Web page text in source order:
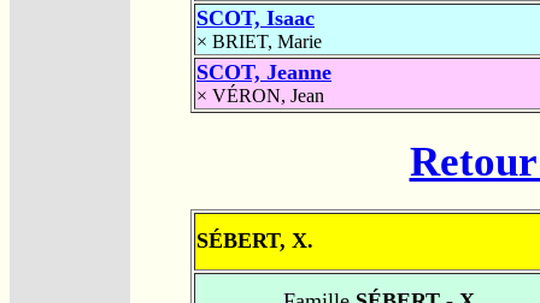
SCOT, Isaac
× BRIET, Marie
SCOT, Jeanne
× VÉRON, Jean
SÉBERT, X.